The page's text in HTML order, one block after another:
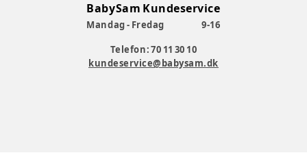
BabySam Kundeservice
Mandag - Fredag
9-16
Telefon: 70 11 30 10
kundeservice@babysam.dk